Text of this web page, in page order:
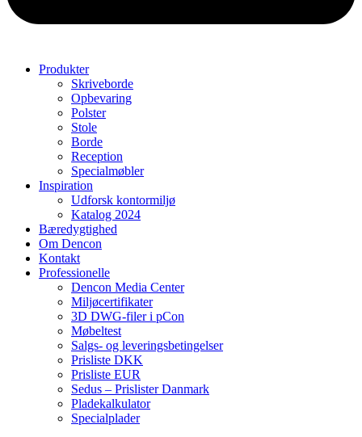
Produkter
Skriveborde
Opbevaring
Polster
Stole
Borde
Reception
Specialmøbler
Inspiration
Udforsk kontormiljø
Katalog 2024
Bæredygtighed
Om Dencon
Kontakt
Professionelle
Dencon Media Center
Miljøcertifikater
3D DWG-filer i pCon
Møbeltest
Salgs- og leveringsbetingelser
Prisliste DKK
Prisliste EUR
Sedus – Prislister Danmark
Pladekalkulator
Specialplader